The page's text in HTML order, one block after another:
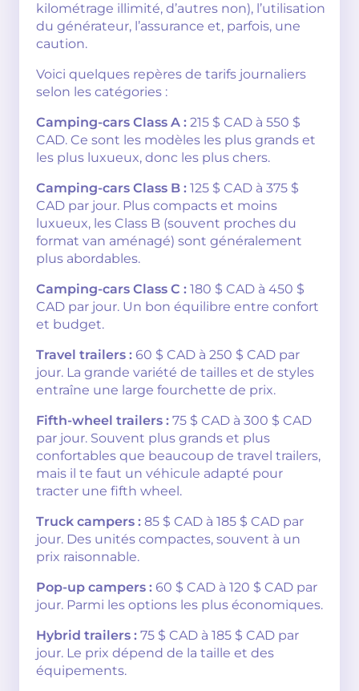
kilométrage illimité, d’autres non), l’utilisation
du générateur, l’assurance et, parfois, une
caution.
Voici quelques repères de tarifs journaliers
selon les catégories :
Camping-cars Class A : 215 $ CAD à 550 $
CAD. Ce sont les modèles les plus grands et
les plus luxueux, donc les plus chers.
Camping-cars Class B : 125 $ CAD à 375 $
CAD par jour. Plus compacts et moins
luxueux, les Class B (souvent proches du
format van aménagé) sont généralement
plus abordables.
Camping-cars Class C : 180 $ CAD à 450 $
CAD par jour. Un bon équilibre entre confort
et budget.
Travel trailers : 60 $ CAD à 250 $ CAD par
jour. La grande variété de tailles et de styles
entraîne une large fourchette de prix.
Fifth-wheel trailers : 75 $ CAD à 300 $ CAD
par jour. Souvent plus grands et plus
confortables que beaucoup de travel trailers,
mais il te faut un véhicule adapté pour
tracter une fifth wheel.
Truck campers : 85 $ CAD à 185 $ CAD par
jour. Des unités compactes, souvent à un
prix raisonnable.
Pop-up campers : 60 $ CAD à 120 $ CAD par
jour. Parmi les options les plus économiques.
Hybrid trailers : 75 $ CAD à 185 $ CAD par
jour. Le prix dépend de la taille et des
équipements.